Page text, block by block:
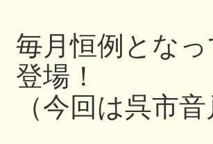
毎月恒例とな
登場！
（今回は呉市